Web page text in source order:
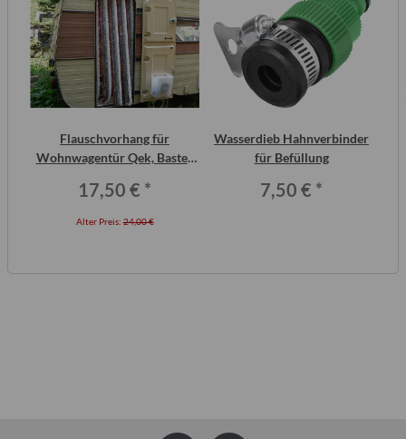
Flauschvorhang für
Wohnwagentür Qek, Bastei,
17,50 € *
Alter Preis:24,00 €
Wasserdieb Hahnverbinder
für Befüllung
7,50 € *